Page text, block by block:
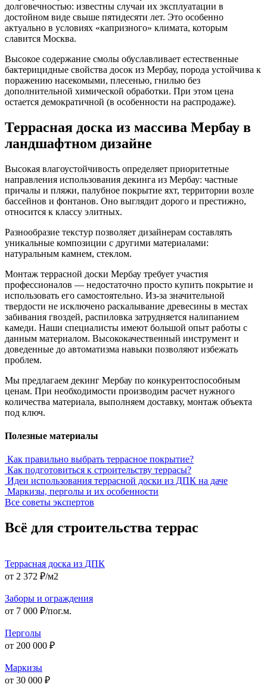
долговечностью: известны случаи их эксплуатации в
достойном виде свыше пятидесяти лет. Это особенно
актуально в условиях «капризного» климата, которым
славится Москва.
Высокое содержание смолы обуславливает естественные
бактерицидные свойства досок из Мербау, порода устойчива к
поражению насекомыми, плесенью, гнилью без
дополнительной химической обработки. При этом цена
остается демократичной (в особенности на распродаже).
Террасная доска из массива Мербау в
ландшафтном дизайне
Высокая влагоустойчивость определяет приоритетные
направления использования декинга из Мербау: частные
причалы и пляжи, палубное покрытие яхт, территории возле
бассейнов и фонтанов. Оно выглядит дорого и престижно,
относится к классу элитных.
Разнообразие текстур позволяет дизайнерам составлять
уникальные композиции с другими материалами:
натуральным камнем, стеклом.
Монтаж террасной доски Мербау требует участия
профессионалов — недостаточно просто купить покрытие и
использовать его самостоятельно. Из-за значительной
твердости не исключено раскалывание древесины в местах
забивания гвоздей, распиловка затрудняется налипанием
камеди. Наши специалисты имеют большой опыт работы с
данным материалом. Высококачественный инструмент и
доведенные до автоматизма навыки позволяют избежать
проблем.
Мы предлагаем декинг Мербау по конкурентоспособным
ценам. При необходимости производим расчет нужного
количества материала, выполняем доставку, монтаж объекта
под ключ.
Полезные материалы
Как правильно выбрать террасное покрытие?
Как подготовиться к строительству террасы?
Идеи использования террасной доски из ДПК на даче
Маркизы, перголы и их особенности
Все советы экспертов
Всё для строительства террас
Террасная доска из ДПК
от 2 372 ₽/м2
Заборы и ограждения
от 7 000 ₽/пог.м.
Перголы
от 200 000 ₽
Маркизы
от 30 000 ₽